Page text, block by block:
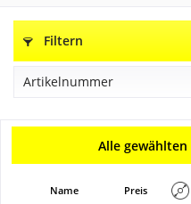
Filtern
Alle
Name Preis